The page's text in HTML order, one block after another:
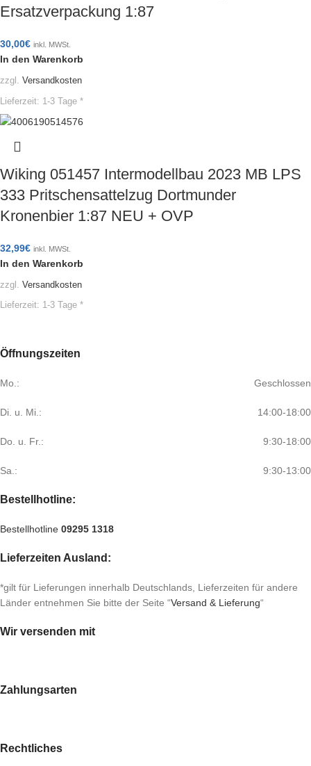
Ersatzverpackung 1:87
30,00€ inkl. MWSt.
In den Warenkorb
zzgl. Versandkosten
Lieferzeit: 1-3 Tage *
Wiking 051457 Intermodellbau 2023 MB LPS
333 Pritschensattelzug Dortmunder
Kronenbier 1:87 NEU + OVP
32,99€ inkl. MWSt.
In den Warenkorb
zzgl. Versandkosten
Lieferzeit: 1-3 Tage *
Öffnungszeiten
Mo.: Geschlossen
Di. u. Mi.: 14:00-18:00
Do. u. Fr.: 9:30-18:00
Sa.: 9:30-13:00
Bestellhotline:
Bestellhotline 09295 1318
Lieferzeiten Ausland:
*gilt für Lieferungen innerhalb Deutschlands, Lieferzeiten für andere
Länder entnehmen Sie bitte der Seite “Versand & Lieferung“
Wir versenden mit
Zahlungsarten
Rechtliches